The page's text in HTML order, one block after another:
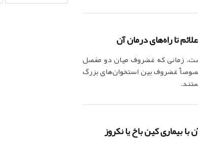
زمانی که غضروف میان دو مفصل
غضروف بین استخوان‌های بزرگ
بیماری کین باخ یا نکروز